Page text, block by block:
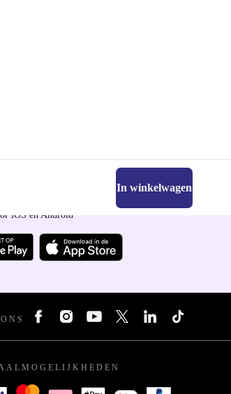
In winkelwagen
iOS en Android